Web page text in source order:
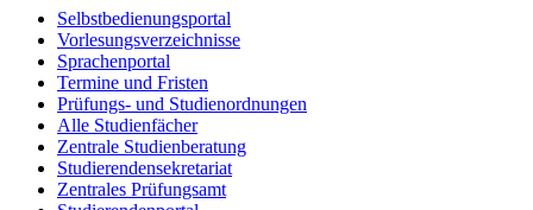
Selbstbedienungsportal
Vorlesungsverzeichnisse
Sprachenportal
Termine und Fristen
Prüfungs- und Studienordnungen
Alle Studienfächer
Zentrale Studienberatung
Studierendensekretariat
Zentrales Prüfungsamt